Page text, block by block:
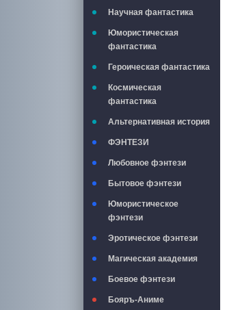
Научная фантастика
Юмористическая
фантастика
Героическая фантастика
Космическая
фантастика
Альтернативная история
ФЭНТЕЗИ
Любовное фэнтези
Бытовое фэнтези
Юмористическое
фэнтези
Эротическое фэнтези
Магическая академия
Боевое фэнтези
Бояръ-Аниме